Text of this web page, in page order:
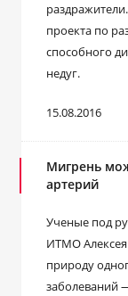
проекта по
способного
недуг.
15.08.2016
Мигрень
артерий
Ученые под
ИТМО
природу
заболеваний